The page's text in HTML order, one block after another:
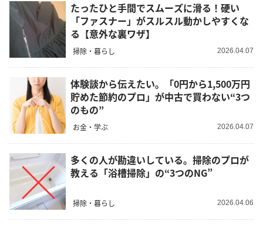
たったひと手間でスムーズに滑る！硬い
「ファスナー」がスルスル動かしやすくな
る【意外な裏ワザ】
掃除・暮らし 2026.04.07
体験談から伝えたい。「0円から1,500万円
貯めた節約のプロ」が中古で買わない“3つ
のもの”
お金・学ぶ 2026.04.07
多くの人が勘違いしている。掃除のプロが
教える「浴槽掃除」の“3つのNG”
掃除・暮らし 2026.04.06